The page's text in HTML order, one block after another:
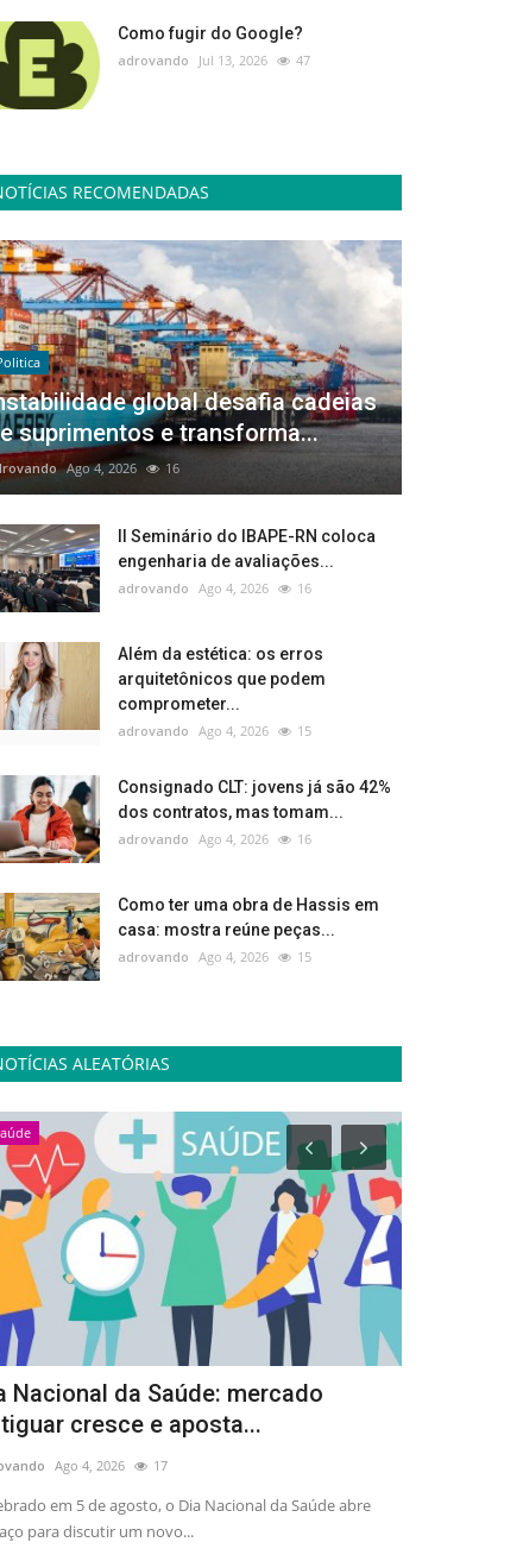
Como fugir do Google?
adrovando Jul 13, 2026 47
RECOMENDADAS
global desafia cadeias
suprimentos e transforma...
Ago 4, 2026 16
II Seminário do IBAPE-RN coloca
engenharia de avaliações...
adrovando Ago 4, 2026 16
Além da estética: os erros
arquitetônicos que podem
comprometer...
adrovando Ago 4, 2026 15
Consignado CLT: jovens já são 42%
dos contratos, mas tomam...
adrovando Ago 4, 2026 16
Como ter uma obra de Hassis em
casa: mostra reúne peças...
adrovando Ago 4, 2026 15
ALEATÓRIAS
Nacional da Saúde: mercado
cresce e aposta...
Ago 4, 2026 17
em 5 de agosto, o Dia Nacional da Saúde abre
para discutir um novo...